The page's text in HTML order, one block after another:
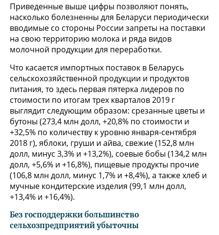
Приведенные выше цифры позволяют понять,
насколько болезненны для Беларуси периодически
вводимые со стороны России запреты на поставки
на свою территорию молока и ряда видов
молочной продукции для переработки.
Что касается импортных поставок в Беларусь
сельскохозяйственной продукции и продуктов
питания, то здесь первая пятерка лидеров по
стоимости по итогам трех кварталов 2019 г
выглядит следующим образом: срезанные цветы и
бутоны (273,4 млн долл, +20,8% по стоимости и
+32,5% по количеству к уровню января-сентября
2018 г), яблоки, груши и айва, свежие (152,8 млн
долл, минус 3,3% и +13,2%), соевые бобы (134,2 млн
долл, +5,6% и +16,8%), пищевые продукты прочие
(106,8 млн долл, минус 1,7% и +8,4%), а также хлеб и
мучные кондитерские изделия (99,1 млн долл,
+13,4% и +16,4%).
Без господдержки большинство
сельхозпредприятий убыточны